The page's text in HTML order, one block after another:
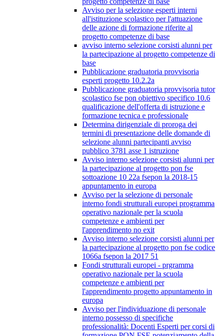
Avviso per la selezione esperti interni
all'istituzione scolastico per l'attuazione
delle azione di formazione riferite al
progetto competenze di base
avviso interno selezione corsisti alunni per
la partecipazione al progetto competenze di
base
Pubblicazione graduatoria provvisoria
esperti progetto 10.2.2a
Pubblicazione graduatoria provvisoria tutor
scolastico fse pon obiettivo specifico 10.6
qualificazione dell'offerta di istruzione e
formazione tecnica e professionale
Determina dirigenziale di proroga dei
termini di presentazione delle domande di
selezione alunni partecipanti avviso
pubblico 3781 asse 1 istruzione
Avviso interno selezione corsisti alunni per
la partecipazione al progetto pon fse
sottoazione 10 22a fsepon la 2018-15
appuntamento in europa
Avviso per la selezione di personale
interno fondi strutturali europei programma
operativo nazionale per la scuola
competenze e ambienti per
l'apprendimento no exit
Avviso interno selezione corsisti alunni per
la partecipazione al progetto pon fse codice
1066a fsepon la 2017 51
Fondi strutturali europei - prgramma
operativo nazionale per la scuola
competenze e ambienti per
l'apprendimento progetto appuntamento in
europa
Avviso per l'individuazione di personale
interno possesso di specifiche
professionalità: Docenti Esperti per corsi di